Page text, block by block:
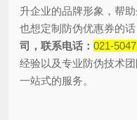
升企业的品牌形象，帮
也想定制防伪优惠券的
司，联系电话： 021-
经验以及专业防伪技术
一站式的服务。